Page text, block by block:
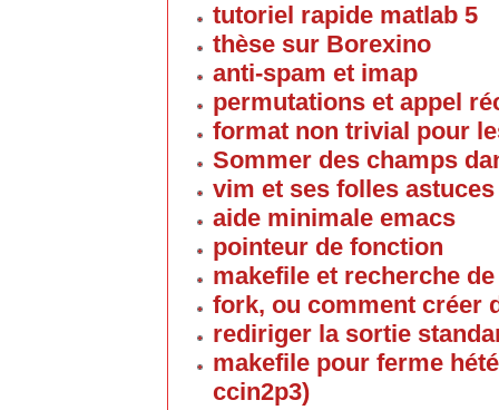
tutoriel rapide matlab 5
thèse sur Borexino
anti-spam et imap
permutations et appel
format non trivial pour
Sommer des champs
vim et ses folles astuces
aide minimale emacs
pointeur de fonction
makefile et recherche
fork, ou comment créer
rediriger la sortie
makefile pour ferme
ccin2p3)